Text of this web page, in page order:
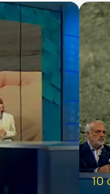
10